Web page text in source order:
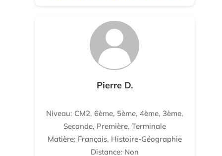
Pierre D.
Niveau: CM2, 6ème, 5ème, 4ème, 3ème,
Seconde, Première, Terminale
Matière: Français, Histoire-Géographie
Distance: Non